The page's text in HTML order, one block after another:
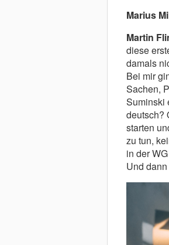
Marius
Martin
diese
damals
Bei mir
Sachen,
Suminski
deutsch?
starten
zu tun,
in der
Und